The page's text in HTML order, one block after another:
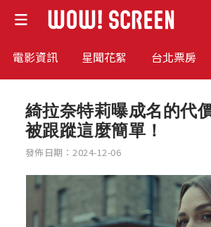
電影資訊 星聞花絮 台北票房
綺拉奈特莉曝成名的代
被跟蹤這麼簡單！
發佈日期：2024-12-06